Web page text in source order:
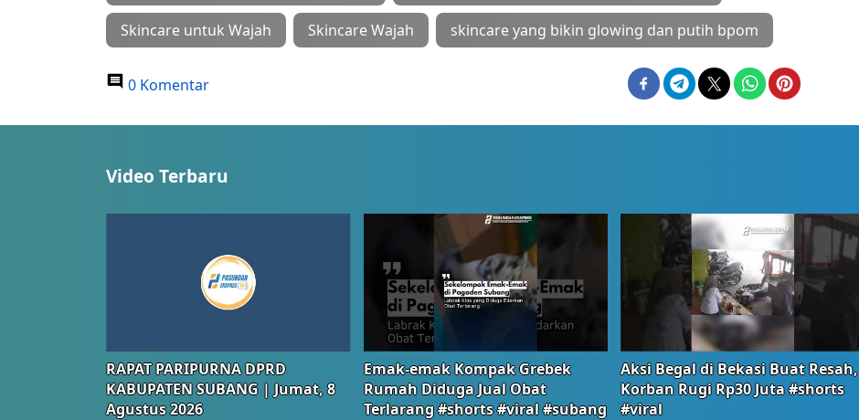
Skincare untuk Wajah Skincare Wajah skincare yang bikin glowing dan putih bpom
0 Komentar
Video Terbaru
RAPAT PARIPURNA DPRD
KABUPATEN SUBANG | Jumat, 8
Agustus 2026
Emak-emak Kompak Grebek
Rumah Diduga Jual Obat
Terlarang #shorts #viral #subang
Aksi Begal di Bekasi Buat Resah,
Korban Rugi Rp30 Juta #shorts
#viral